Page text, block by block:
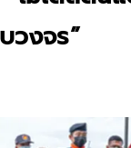
วงจร”